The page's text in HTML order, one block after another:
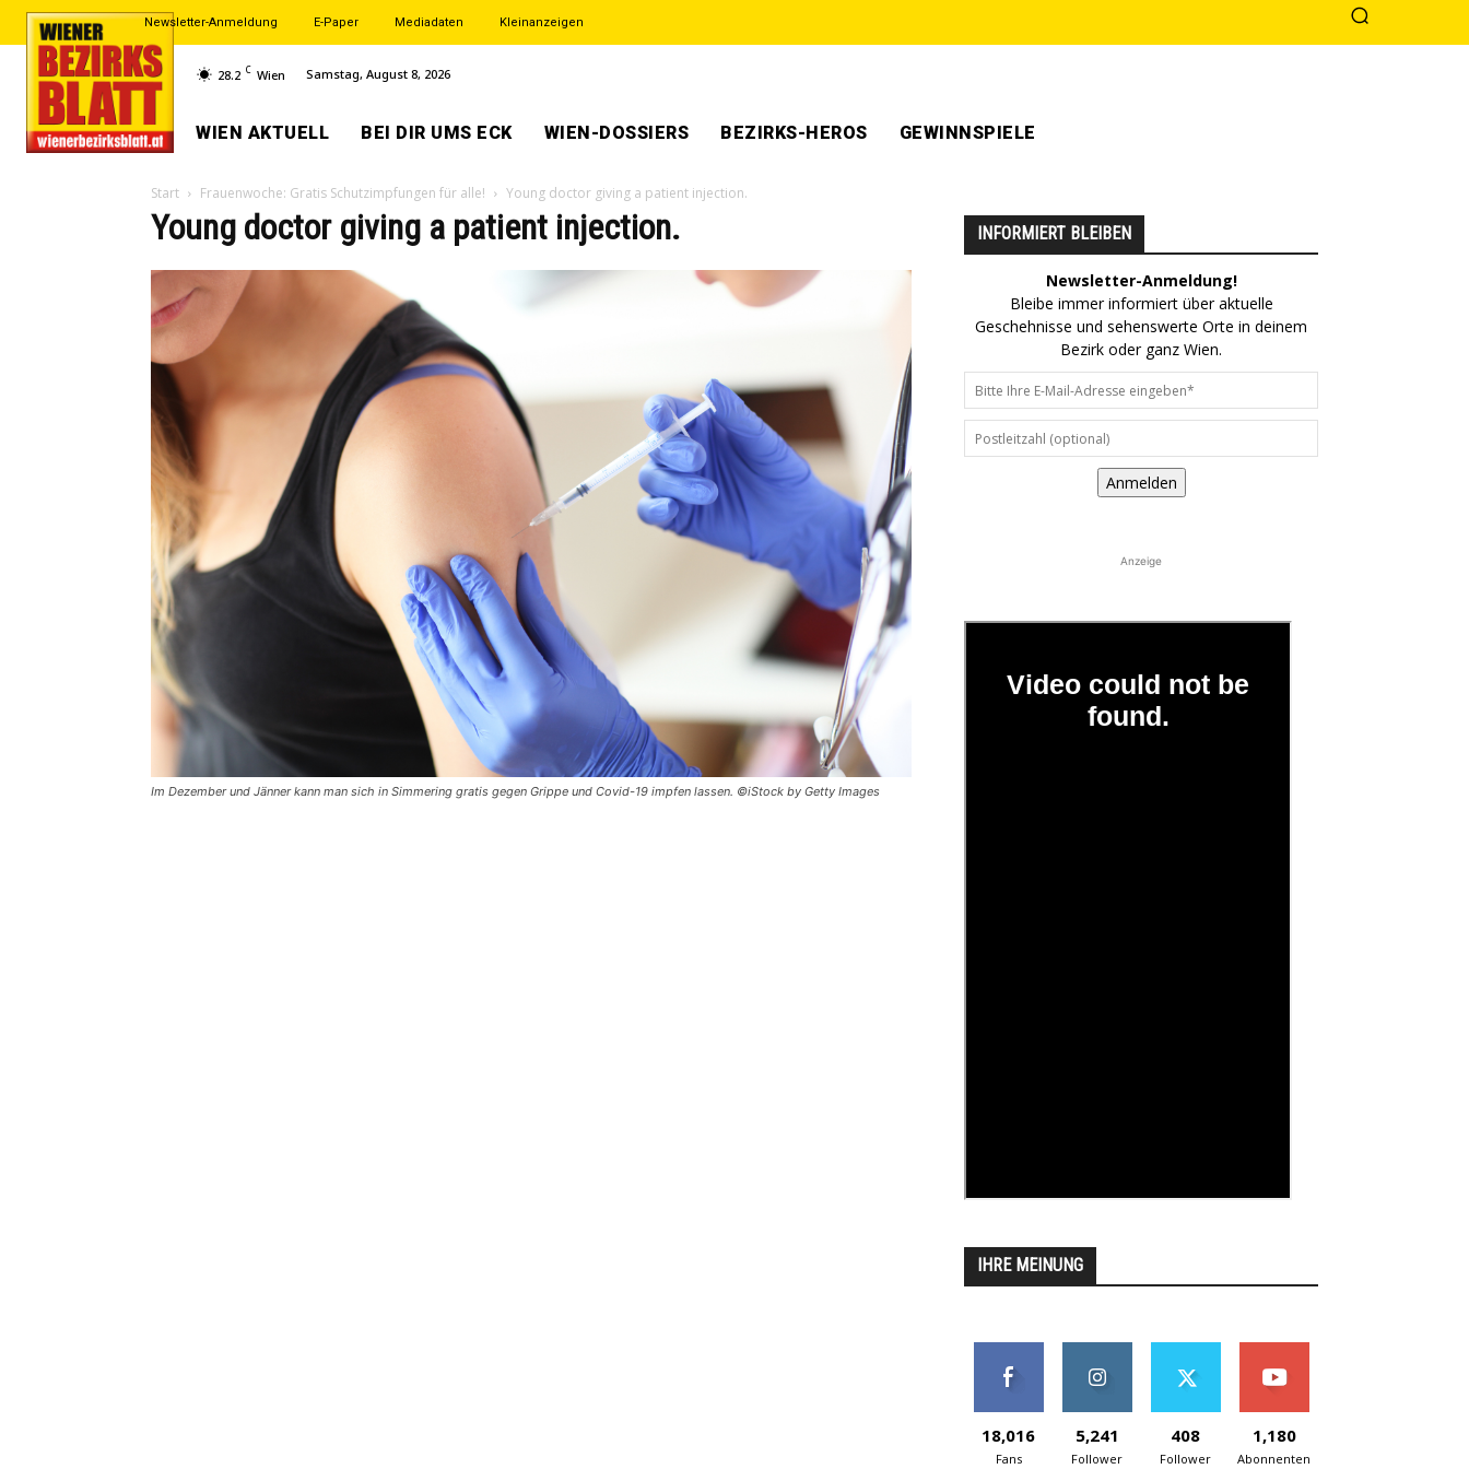
Newsletter-Anmeldung E-Paper Mediadaten Kleinanzeigen
28.2 C Wien Samstag, August 8, 2026
WIEN AKTUELL BEI DIR UMS ECK WIEN-DOSSIERS BEZIRKS-HEROS GEWINNSPIELE
Start Frauenwoche: Gratis Schutzimpfungen für alle! Young doctor giving a patient injection.
Young doctor giving a patient injection.
Im Dezember und Jänner kann man sich in Simmering gratis gegen Grippe und Covid-19 impfen lassen. ©iStock by Getty Images
INFORMIERT BLEIBEN
Newsletter-Anmeldung!
Bleibe immer informiert über aktuelle
Geschehnisse und sehenswerte Orte in deinem
Bezirk oder ganz Wien.
Anmelden
Anzeige
IHRE MEINUNG
18,016
Fans
5,241
Follower
408
Follower
1,180
Abonnenten